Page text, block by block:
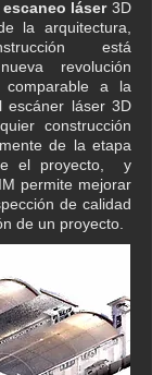
escaneo láser3D
la arquitectura,
está
revolución
comparable a la
escáner láser 3D
construcción
de la etapa
el proyecto, y
permite mejorar
de calidad
de un proyecto.